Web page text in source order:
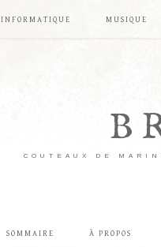
INFORMATIQUE MUSIQUE
COUTEAUX DE
SOMMAIRE À PROPOS